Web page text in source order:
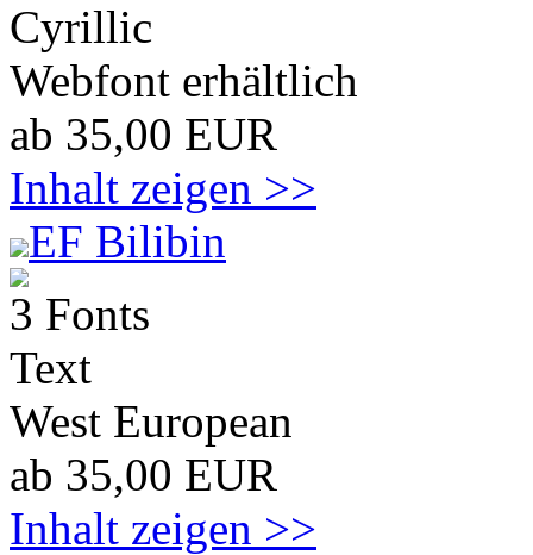
Cyrillic
Webfont erhältlich
ab 35,00 EUR
Inhalt zeigen >>
EF Bilibin
3 Fonts
Text
West European
ab 35,00 EUR
Inhalt zeigen >>